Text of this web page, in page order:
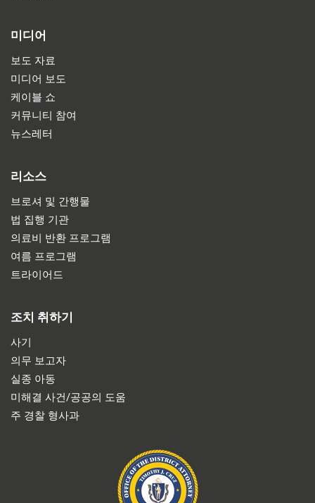
미디어
보도 자료
미디어 보도
케이블 쇼
커뮤니티 참여
뉴스레터
리소스
브로셔 및 간행물
법 집행 기관
의료비 반환 프로그램
여름 프로그램
트라이어드
조치 취하기
사기
의무 보고자
실종 아동
미해결 사건/공공의 도움
주 경찰 형사과